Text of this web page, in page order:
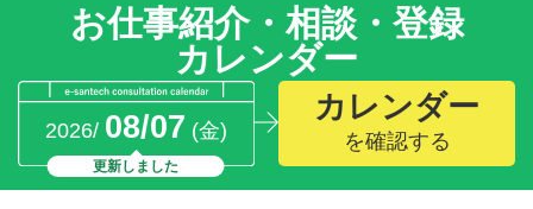
お仕事紹介・相談・登録
カレンダー
2026/ 08/07 (金)
更新しました
カレンダー
を確認する